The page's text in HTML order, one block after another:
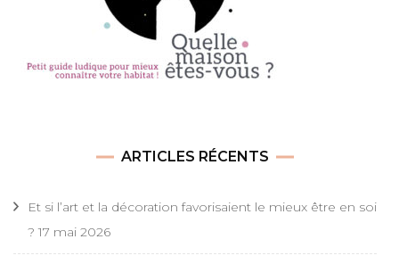
ARTICLES RÉCENTS
Et si l’art et la décoration favorisaient le mieux être en soi
? 17 mai 2026